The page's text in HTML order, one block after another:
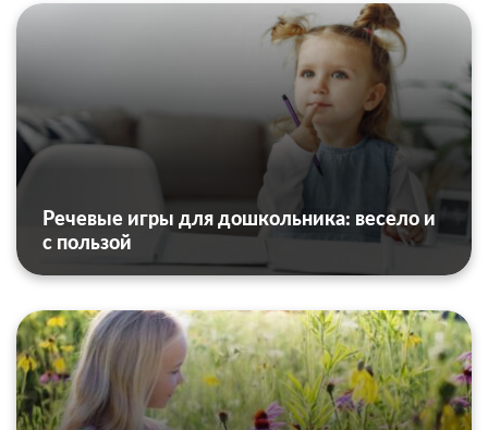
Речевые игры для дошкольника: весело и
с пользой